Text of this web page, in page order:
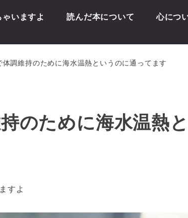
いますよ 読んだ本について 心につ
調維持のために海水温熱というのに通ってます
のために海水温熱
すよ